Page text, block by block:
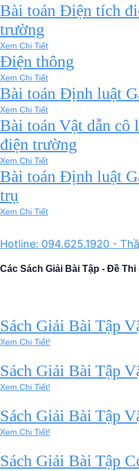
Bài toán Điện tích
trường
Xem Chi Tiết
Điện thông
Xem Chi Tiết
Bài toán Định luật
Xem Chi Tiết
Bài toán Vật dẫn cô
điện trường
Xem Chi Tiết
Bài toán Định luật
trụ
Xem Chi Tiết
Hotline: 094.625.1920 -
Các Sách Giải Bài Tập - Đề
Sách Giải Bài Tập
Xem Chi Tiết!
Sách Giải Bài Tập
Xem Chi Tiết!
Sách Giải Bài Tập
Xem Chi Tiết!
Sách Giải Bài Tập